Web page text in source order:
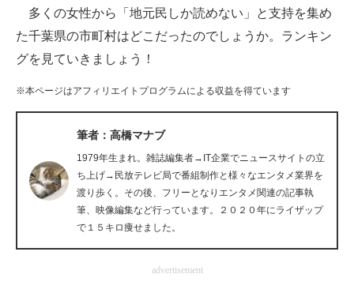
企業向けIT製品の総合サイト
IT製品の技術・比較・事例
エレクトロニクス専門サイト
電子設計の基本と応用
エネルギーの専門メディア
多くの女性から「地元民しか読めない」と支持を集め
た千葉県の市町村はどこだったのでしょうか。ランキン
グを見ていきましょう！
※本ページはアフィリエイトプログラムによる収益を得ています
筆者：高橋マナブ
1979年生まれ。雑誌編集者→IT企業でニュースサイトの立
ち上げ→民放テレビ局で番組制作と様々なエンタメ業界を
渡り歩く。その後、フリーとなりエンタメ関連の記事執
筆、映像編集など行っています。２０２０年にライザップ
で１５キロ痩せました。
advertisement